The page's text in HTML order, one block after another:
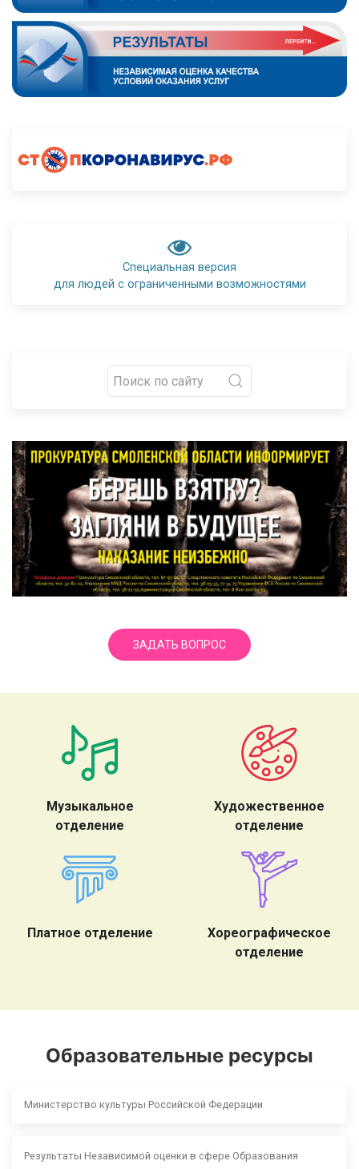
Специальная версия
для людей с ограниченными возможностями
ЗАДАТЬ ВОПРОС
Музыкальное
отделение
Художественное
отделение
Платное отделение
Хореографическое
отделение
Образовательные ресурсы
Министерство культуры Российской Федерации
Результаты Независимой оценки в сфере Образования